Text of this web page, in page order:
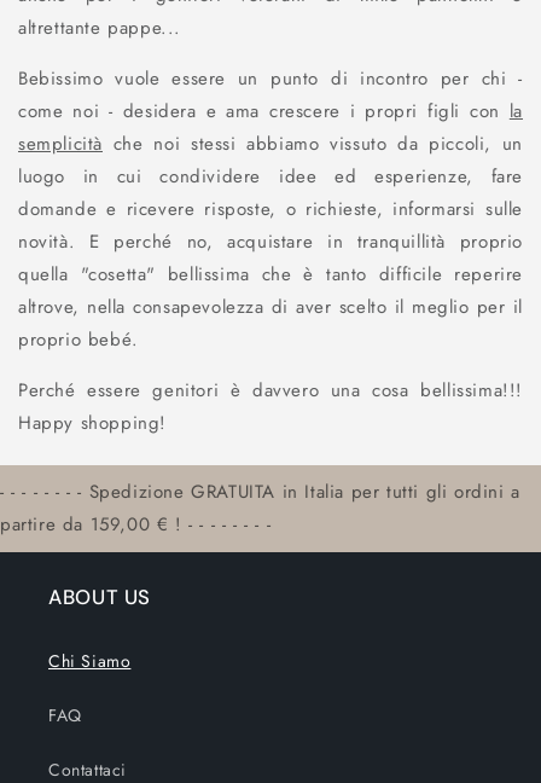
altrettante pappe...
Bebissimo vuole essere un punto di incontro per chi -
come noi - desidera e ama crescere i propri figli con la
semplicità che noi stessi abbiamo vissuto da piccoli, un
luogo in cui condividere idee ed esperienze, fare
domande e ricevere risposte, o richieste, informarsi sulle
novità. E perché no, acquistare in tranquillità proprio
quella "cosetta" bellissima che è tanto difficile reperire
altrove, nella consapevolezza di aver scelto il meglio per il
proprio bebé.
Perché essere genitori è davvero una cosa bellissima!!!
Happy shopping!
- - - - - - - - Spedizione GRATUITA in Italia per tutti gli ordini a
partire da 159,00 € ! - - - - - - - -
ABOUT US
Chi Siamo
FAQ
Contattaci